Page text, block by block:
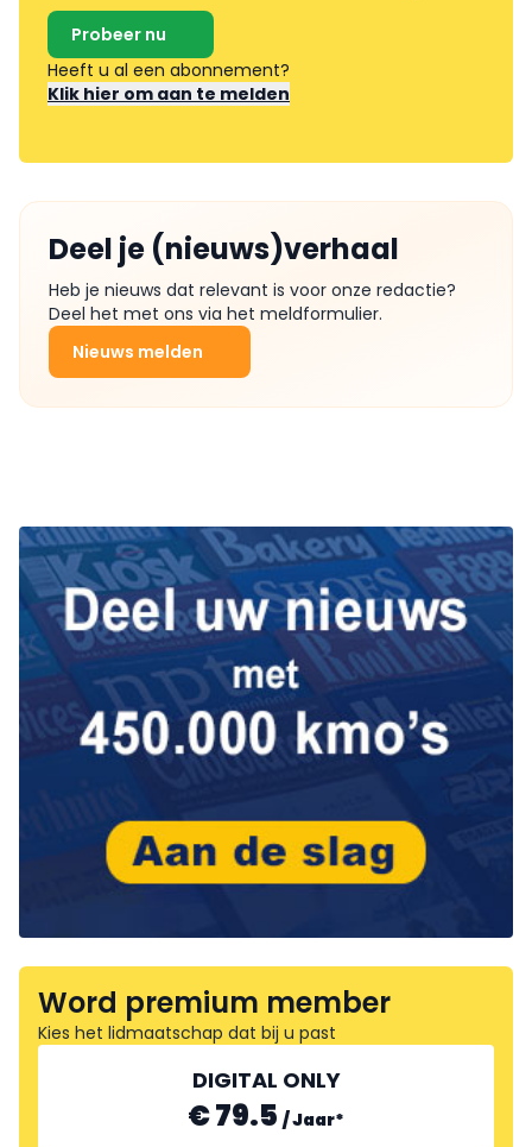
Probeer nu
Heeft u al een abonnement?
Klik hier om aan te melden
Deel je (nieuws)verhaal
Heb je nieuws dat relevant is voor onze redactie?
Deel het met ons via het meldformulier.
Nieuws melden
Word premium member
Kies het lidmaatschap dat bij u past
DIGITAL ONLY
€ 79.5 /Jaar*